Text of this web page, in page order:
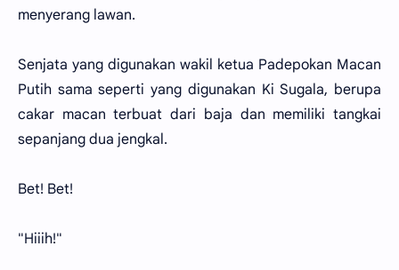
menyerang lawan.
Senjata yang digunakan wakil ketua Padepokan Macan
Putih sama seperti yang digunakan Ki Sugala, berupa
cakar macan terbuat dari baja dan memiliki tangkai
sepanjang dua jengkal.
Bet! Bet!
"Hiiih!"